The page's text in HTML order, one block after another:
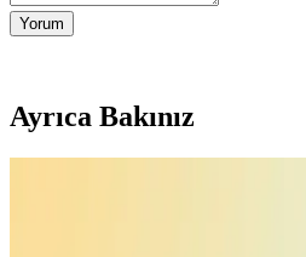
Yorum
Ayrıca Bakınız